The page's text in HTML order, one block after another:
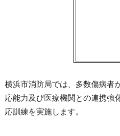
横浜市消防局では、多数傷病者
応能力及び医療機関との連携強
応訓練を実施します。